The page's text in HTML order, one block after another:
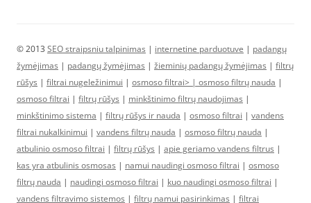
© 2013 SEO straipsniu talpinimas | internetine parduotuve | padangų
žymėjimas | padangų žymėjimas | žieminių padangų žymėjimas | filtrų
rūšys | filtrai nugeležinimui | osmoso filtrai> | osmoso filtrų nauda |
osmoso filtrai | filtrų rūšys | minkštinimo filtrų naudojimas |
minkštinimo sistema | filtrų rūšys ir nauda | osmoso filtrai | vandens
filtrai nukalkinimui | vandens filtrų nauda | osmoso filtrų nauda |
atbulinio osmoso filtrai | filtrų rūšys | apie geriamo vandens filtrus |
kas yra atbulinis osmosas | namui naudingi osmoso filtrai | osmoso
filtrų nauda | naudingi osmoso filtrai | kuo naudingi osmoso filtrai |
vandens filtravimo sistemos | filtrų namui pasirinkimas | filtrai